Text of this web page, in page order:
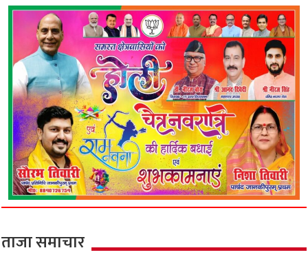
ताजा समाचार